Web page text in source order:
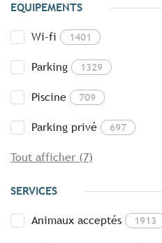
EQUIPEMENTS
Wi-fi 1401
Parking 1329
Piscine 709
Parking privé 697
Tout afficher (7)
SERVICES
Animaux acceptés 1913